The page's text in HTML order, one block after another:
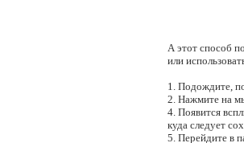
А этот способ
или
1. Подождите,
2. Нажмите на
4. Появится
куда следует
5. Перейдите в